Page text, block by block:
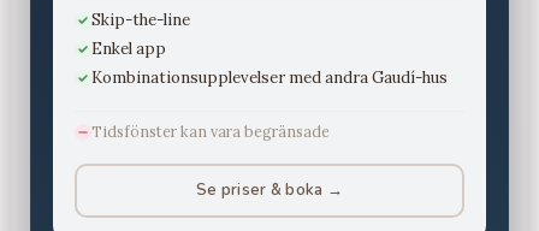
Skip-the-line
Enkel app
Kombinationsupplevelser med andra Gaudí-hus
Tidsfönster kan vara begränsade
Se priser & boka →